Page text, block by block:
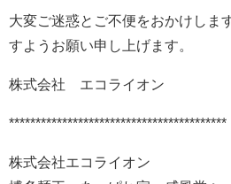
大変ご迷惑とご不便をおかけしま
すようお願い申し上げます。
株式会社 エコライオン
*****************************************
株式会社エコライオン